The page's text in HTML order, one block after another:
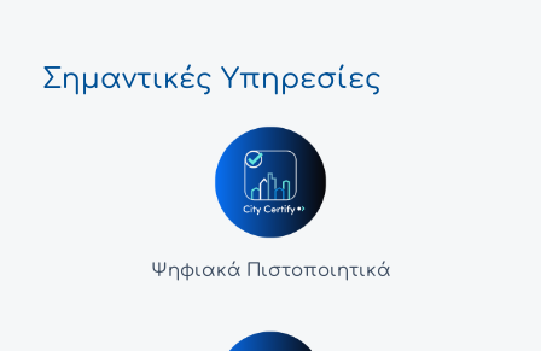
Σημαντικές Υπηρεσίες
Ψηφιακά Πιστοποιητικά